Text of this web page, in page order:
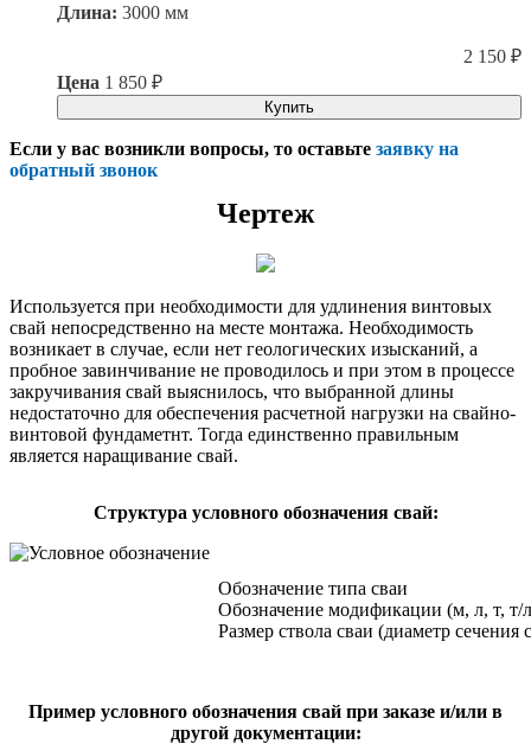
Длина: 3000 мм
2 150 ₽
Цена 1 850 ₽
Купить
Если у вас возникли вопросы, то оставьте заявку на
обратный звонок
Чертеж
Используется при необходимости для удлинения винтовых
свай непосредственно на месте монтажа. Необходимость
возникает в случае, если нет геологических изысканий, а
пробное завинчивание не проводилось и при этом в процессе
закручивания свай выяснилось, что выбранной длины
недостаточно для обеспечения расчетной нагрузки на свайно-
винтовой фундаметнт. Тогда единственно правильным
является наращивание свай.
Cтруктура условного обозначения свай:
Обозначение типа сваи
Обозначение модификации (м, л, т, т/
Размер ствола сваи (диаметр сечения
Пример условного обозначения свай при заказе и/или в
другой документации: